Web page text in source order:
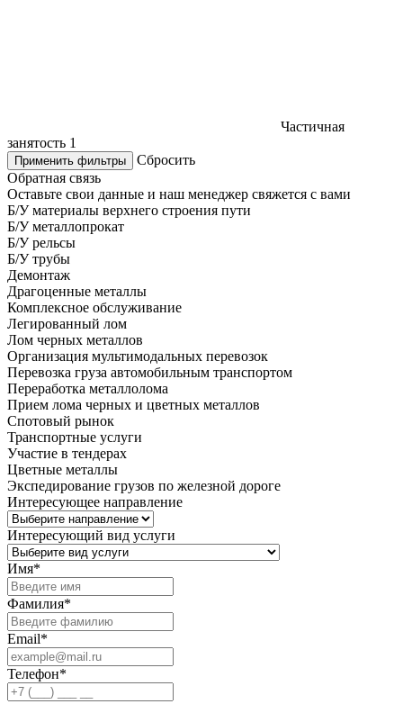
Частичная
занятость 1
Применить фильтры
Сбросить
Обратная связь
Оставьте свои данные и наш менеджер свяжется с вами
Б/У материалы верхнего строения пути
Б/У металлопрокат
Б/У рельсы
Б/У трубы
Демонтаж
Драгоценные металлы
Комплексное обслуживание
Легированный лом
Лом черных металлов
Организация мультимодальных перевозок
Перевозка груза автомобильным транспортом
Переработка металлолома
Прием лома черных и цветных металлов
Спотовый рынок
Транспортные услуги
Участие в тендерах
Цветные металлы
Экспедирование грузов по железной дороге
Интересующее направление
Интересующий вид услуги
Имя*
Фамилия*
Email*
Телефон*